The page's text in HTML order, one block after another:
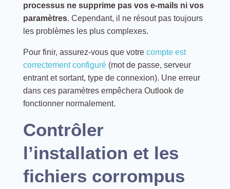
processus ne supprime pas vos e-mails ni vos
paramètres. Cependant, il ne résout pas toujours
les problèmes les plus complexes.
Pour finir, assurez-vous que votre compte est
correctement configuré(mot de passe, serveur
entrant et sortant, type de connexion). Une erreur
dans ces paramètres empêchera Outlook de
fonctionner normalement.
Contrôler
l’installation et les
fichiers corrompus